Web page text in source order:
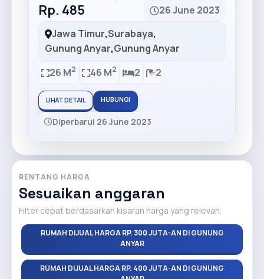
Rp. 485
26 June 2023
Jawa Timur,Surabaya,
Gunung Anyar,Gunung Anyar
26 M2 46 M2 2 2
LIHAT DETAIL HUBUNGI
Diperbarui 26 June 2023
RENTANG HARGA
Sesuaikan anggaran
Filter cepat berdasarkan kisaran harga yang relevan.
RUMAH DIJUAL HARGA RP. 300 JUTA-AN DI GUNUNG
ANYAR
RUMAH DIJUAL HARGA RP. 400 JUTA-AN DI GUNUNG